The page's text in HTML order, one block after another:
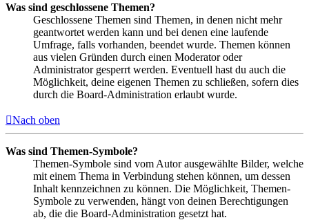
Was sind geschlossene Themen?
Geschlossene Themen sind Themen, in denen nicht mehr
geantwortet werden kann und bei denen eine laufende
Umfrage, falls vorhanden, beendet wurde. Themen können
aus vielen Gründen durch einen Moderator oder
Administrator gesperrt werden. Eventuell hast du auch die
Möglichkeit, deine eigenen Themen zu schließen, sofern dies
durch die Board-Administration erlaubt wurde.
Nach oben
Was sind Themen-Symbole?
Themen-Symbole sind vom Autor ausgewählte Bilder, welche
mit einem Thema in Verbindung stehen können, um dessen
Inhalt kennzeichnen zu können. Die Möglichkeit, Themen-
Symbole zu verwenden, hängt von deinen Berechtigungen
ab, die die Board-Administration gesetzt hat.